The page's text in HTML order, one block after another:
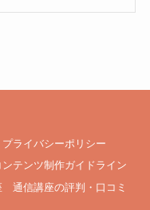
プライバシーポリシー
ンテンツ制作ガイドライン
通信講座の評判・口コミ